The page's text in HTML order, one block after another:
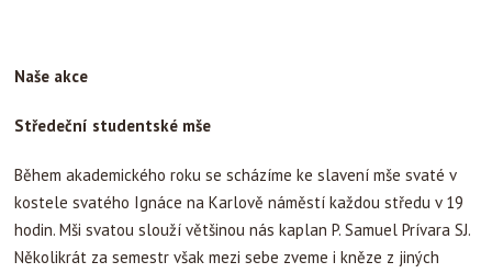
Naše akce
Středeční studentské mše
Během akademického roku se scházíme ke slavení mše svaté v
kostele svatého Ignáce na Karlově náměstí každou středu v 19
hodin. Mši svatou slouží většinou nás kaplan P. Samuel Prívara SJ.
Několikrát za semestr však mezi sebe zveme i kněze z jiných